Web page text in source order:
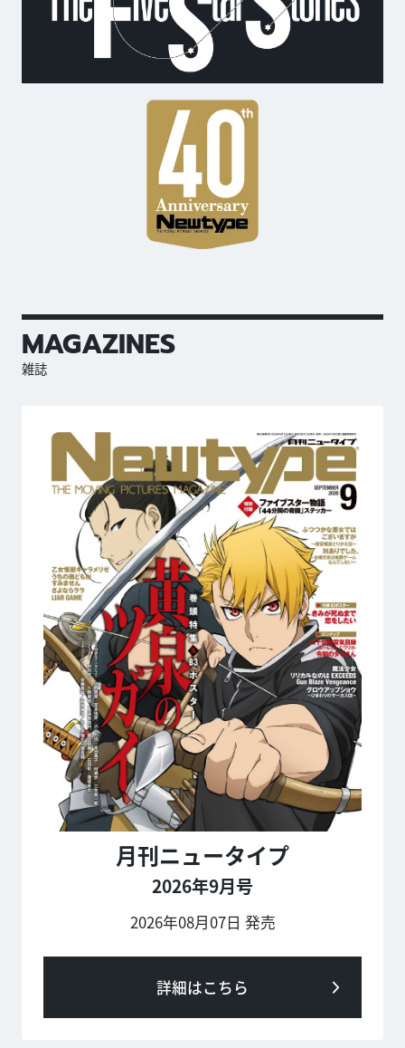
MAGAZINES
雑誌
月刊ニュータイプ
2026年9月号
2026年08月07日 発売
詳細はこちら